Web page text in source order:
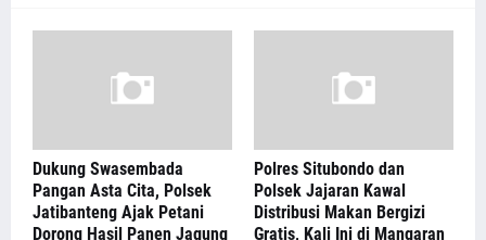
Dukung Swasembada
Pangan Asta Cita, Polsek
Jatibanteng Ajak Petani
Dorong Hasil Panen Jagung
Polres Situbondo dan
Polsek Jajaran Kawal
Distribusi Makan Bergizi
Gratis, Kali Ini di Mangaran